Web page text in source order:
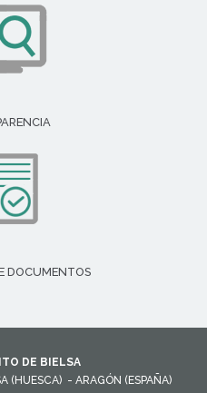
DOCUMENTOS
DE BIELSA
(HUESCA) - ARAGÓN (ESPAÑA)